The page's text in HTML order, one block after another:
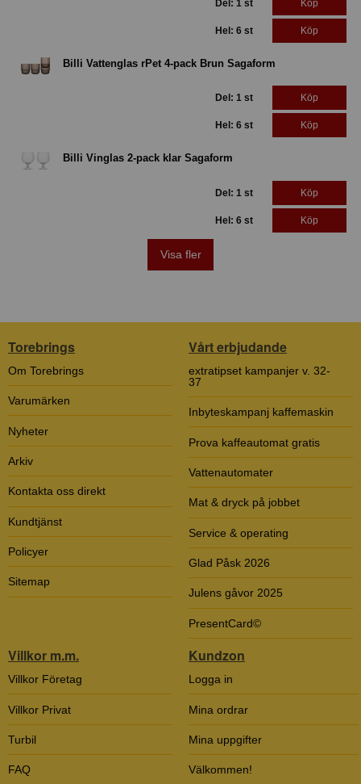
Del: 1 st Köp
Hel: 6 st Köp
Billi Vattenglas rPet 4-pack Brun Sagaform
Del: 1 st Köp
Hel: 6 st Köp
Billi Vinglas 2-pack klar Sagaform
Del: 1 st Köp
Hel: 6 st Köp
Visa fler
Torebrings
Om Torebrings
Varumärken
Nyheter
Arkiv
Kontakta oss direkt
Kundtjänst
Policyer
Sitemap
Vårt erbjudande
extratipset kampanjer v. 32-
37
Inbyteskampanj kaffemaskin
Prova kaffeautomat gratis
Vattenautomater
Mat & dryck på jobbet
Service & operating
Glad Påsk 2026
Julens gåvor 2025
PresentCard©
Villkor m.m.
Villkor Företag
Villkor Privat
Turbil
FAQ
Kundzon
Logga in
Mina ordrar
Mina uppgifter
Välkommen!